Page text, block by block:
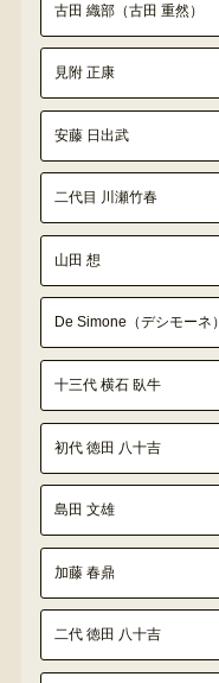
古田 織部（古田 重然）
見附 正康
安藤 日出武
二代目 川瀬竹春
山田 想
De Simone（デシモーネ）
十三代 横石 臥牛
初代 徳田 八十吉
島田 文雄
加藤 春鼎
二代 徳田 八十吉